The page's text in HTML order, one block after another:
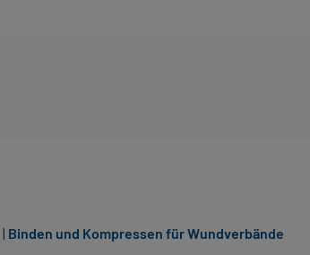
| Binden und Kompressen für Wundverbände